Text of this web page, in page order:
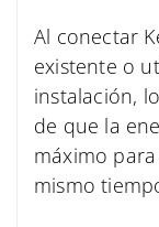
Al conectar
existente o
instalación,
de que la
máximo
mismo